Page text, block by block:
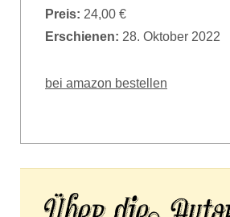
Preis: 24,00 €
Erschienen: 28. Oktober 2022
bei amazon bestellen